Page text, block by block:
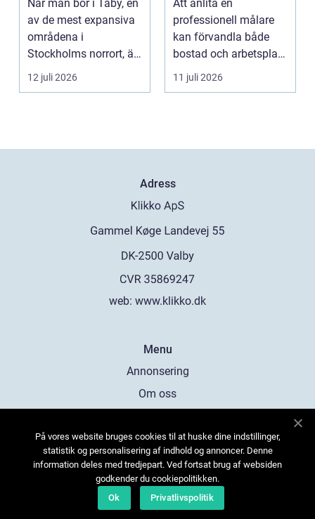
När man bor i Täby, en
av de mest expansiva
områdena i
Stockholms norrort, är
b...
12 juli 2026
Att anlita en
professionell målare
kan förvandla både
bostad och arbetsplats
på kort tid. Färger, yt...
11 juli 2026
Adress
web: www.klikko.dk
Menu
Annonsering
Om oss
Kontakta oss
Sitemap
På vores website bruges cookies til at huske dine indstillinger,
statistik og personalisering af indhold og annoncer. Denne
information deles med tredjepart. Ved fortsat brug af websiden
godkender du cookiepolitikken.
Ok
Privatlivspolitik